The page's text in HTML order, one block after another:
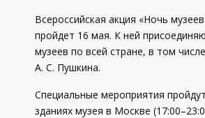
Всероссийская акция «Ночь
пройдет 16 мая. К ней
музеев по всей стране, в том
А. С. Пушкина.
Специальные мероприятия
зданиях музея в Москве